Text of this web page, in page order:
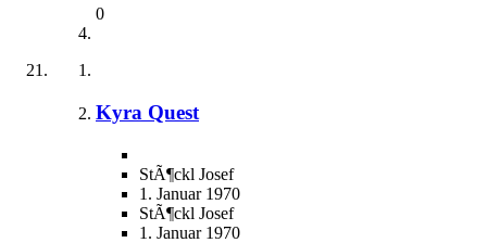
0
Kyra Quest
StÃ¶ckl Josef
1. Januar 1970
StÃ¶ckl Josef
1. Januar 1970